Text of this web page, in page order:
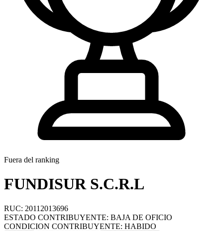
Fuera del ranking
FUNDISUR S.C.R.L
RUC: 20112013696
ESTADO CONTRIBUYENTE: BAJA DE OFICIO
CONDICION CONTRIBUYENTE: HABIDO